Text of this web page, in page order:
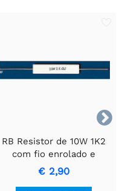

RB Resistor de 10W 1K2
com fio enrolado e
invólucro de cerâmica.
€ 2,90